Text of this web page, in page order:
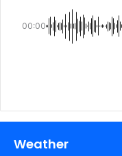
00:00
Weather